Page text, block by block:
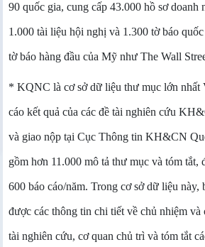
90 quốc gia, cung cấp 43.000 hồ sơ doanh
1.000 tài liệu hội nghị và 1.300 tờ báo
tờ báo hàng đầu của Mỹ như The Wall
* KQNC là cơ sở dữ liệu thư mục lớn nhất
cáo kết quả của các đề tài nghiên cứu
và giao nộp tại Cục Thông tin KH&CN
gồm hơn 11.000 mô tả thư mục và tóm tắt,
600 báo cáo/năm. Trong cơ sở dữ liệu này,
được các thông tin chi tiết về chủ nhiệm và
tài nghiên cứu, cơ quan chủ trì và tóm tắt